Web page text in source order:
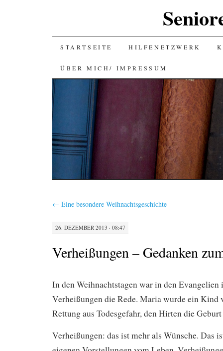
SKIP
TO
CONTENT
STARTSEITE HILFENETZWERK
ÜBER MICH/ IMPRESSUM
← Eine besondere Weihnachtsgeschichte
26. DEZEMBER 2013 · 08:47
Verheißungen – Gedanken
In den Weihnachtstagen war in den
Verheißungen die Rede. Maria wurde ein Kind
Rettung aus Todesgefahr, den Hirten die
Verheißungen: das ist mehr als Wünsche. Das